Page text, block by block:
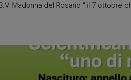
Madonna del Rosario " il 7 ottobre